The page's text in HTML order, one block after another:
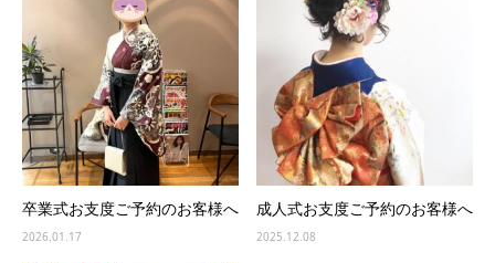
卒業式お支度ご予約のお客様へ
2026.01.17
成人式お支度ご予約のお客様へ
2025.12.08